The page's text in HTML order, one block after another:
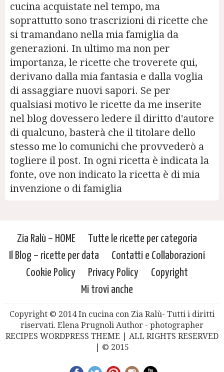
cucina acquistate nel tempo, ma
soprattutto sono trascrizioni di ricette che
si tramandano nella mia famiglia da
generazioni. In ultimo ma non per
importanza, le ricette che troverete qui,
derivano dalla mia fantasia e dalla voglia
di assaggiare nuovi sapori. Se per
qualsiasi motivo le ricette da me inserite
nel blog dovessero ledere il diritto d'autore
di qualcuno, basterà che il titolare dello
stesso me lo comunichi che provvederò a
togliere il post. In ogni ricetta è indicata la
fonte, ove non indicato la ricetta è di mia
invenzione o di famiglia
Zia Ralù – HOME
Tutte le ricette per categoria
Il Blog – ricette per data
Contatti e Collaborazioni
Cookie Policy
Privacy Policy
Copyright
Mi trovi anche
Copyright © 2014 In cucina con Zia Ralù- Tutti i diritti
riservati. Elena Prugnoli Author - photographer
RECIPES WORDPRESS THEME | ALL RIGHTS RESERVED
| © 2015